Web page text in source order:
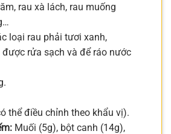
rau xà lách, rau muống
loại rau phải tươi xanh,
được rửa sạch và để ráo nước
thể điều chỉnh theo khẩu vị).
Muối (5g), bột canh (14g),